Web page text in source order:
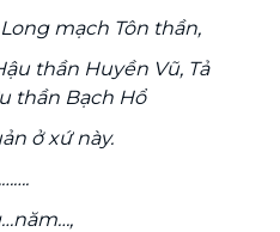
mạch Tôn thần,
thần Huyền Vũ, Tả
thần Bạch Hổ
ở xứ này.